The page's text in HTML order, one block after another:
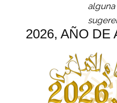
alguna
2026, AÑO DE